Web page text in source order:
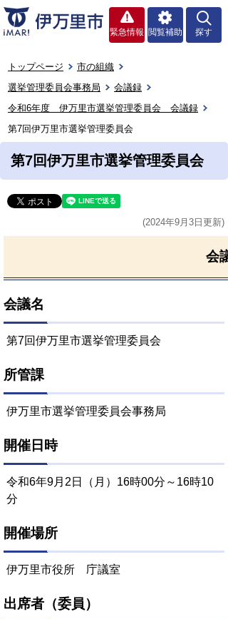
緊急情報 閲覧補助 探す
トップページ
市の組織
選挙管理委員会事務局
会議録
令和6年度 伊万里市選挙管理委員会 会議録
第7回伊万里市選挙管理委員会
第7回伊万里市選挙管理委員会
(2024年9月3日更新)
会
会議名
第7回伊万里市選挙管理委員会
所管課
伊万里市選挙管理委員会事務局
開催日時
令和6年9月2日（月）16時00分～16時10
分
開催場所
伊万里市役所 庁議室
出席者（委員）